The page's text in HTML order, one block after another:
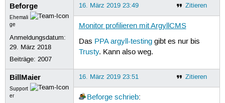
Beforge
Ehemali
ge
Anmeldungsdatum:
29. März 2018
Beiträge:2007
Zitieren
16. März 2019 23:49
Monitor profilieren mit ArgyllCMS
Das PPA argyll-testinggibt es nur bis
Trusty. Kann also weg.
BillMaier
Support
er
Zitieren
16. März 2019 23:51
Beforge schrieb: